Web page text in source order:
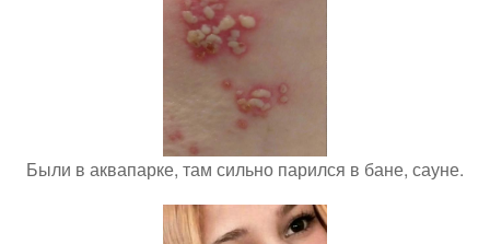
Были в аквапарке, там сильно парился в бане, сауне.